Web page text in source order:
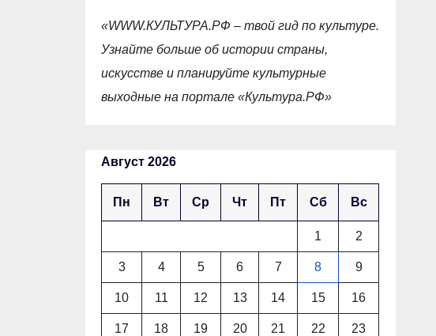
«WWW.КУЛЬТУРА.РФ – твой гид по культуре.
Узнайте больше об истории страны,
искусстве и планируйте культурные
выходные на портале «Культура.РФ»
Август 2026
Пн Вт Ср Чт Пт Сб Вс
1 2
3 4 5 6 7 8 9
10 11 12 13 14 15 16
17 18 19 20 21 22 23